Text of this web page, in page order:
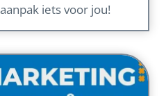
iets voor jou!